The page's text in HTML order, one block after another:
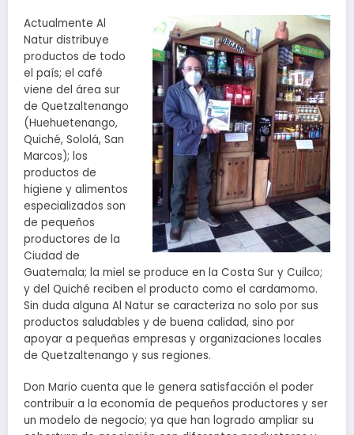
Actualmente Al
Natur distribuye
productos de todo
el país; el café
viene del área sur
de Quetzaltenango
(Huehuetenango,
Quiché, Sololá, San
Marcos); los
productos de
higiene y alimentos
especializados son
de pequeños
productores de la
Ciudad de
Guatemala; la miel se produce en la Costa Sur y Cuilco;
y del Quiché reciben el producto como el cardamomo.
Sin duda alguna Al Natur se caracteriza no solo por sus
productos saludables y de buena calidad, sino por
apoyar a pequeñas empresas y organizaciones locales
de Quetzaltenango y sus regiones.
Don Mario cuenta que le genera satisfacción el poder
contribuir a la economía de pequeños productores y ser
un modelo de negocio; ya que han logrado ampliar su